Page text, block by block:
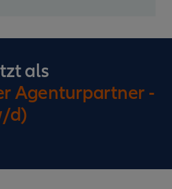
als
Agenturpartner -
d)